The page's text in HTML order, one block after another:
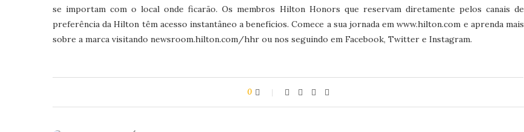
se importam com o local onde ficarão. Os membros Hilton Honors que reservam diretamente pelos canais de
preferência da Hilton têm acesso instantâneo a benefícios. Comece a sua jornada em www.hilton.com e aprenda mais
sobre a marca visitando newsroom.hilton.com/hhr ou nos seguindo em Facebook, Twitter e Instagram.
0